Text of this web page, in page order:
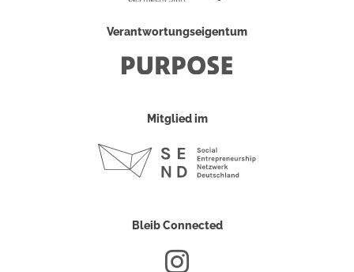
Verantwortungseigentum
Mitglied im
Bleib Connected